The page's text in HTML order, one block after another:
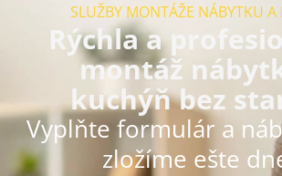
SLUŽBY MONTÁŽE NÁBYTKU A
Rýchla a
montáž
kuchýň bez
Vyplňte formulár a
zložíme ešte